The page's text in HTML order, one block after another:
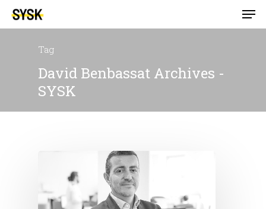
Tag
David Benbassat Archives -
SYSK